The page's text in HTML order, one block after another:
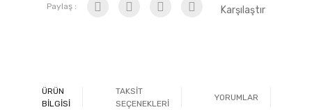
Paylaş : Karşılaştır
ÜRÜN
BİLGİSİ
TAKSİT
SEÇENEKLERİ
YORUMLAR